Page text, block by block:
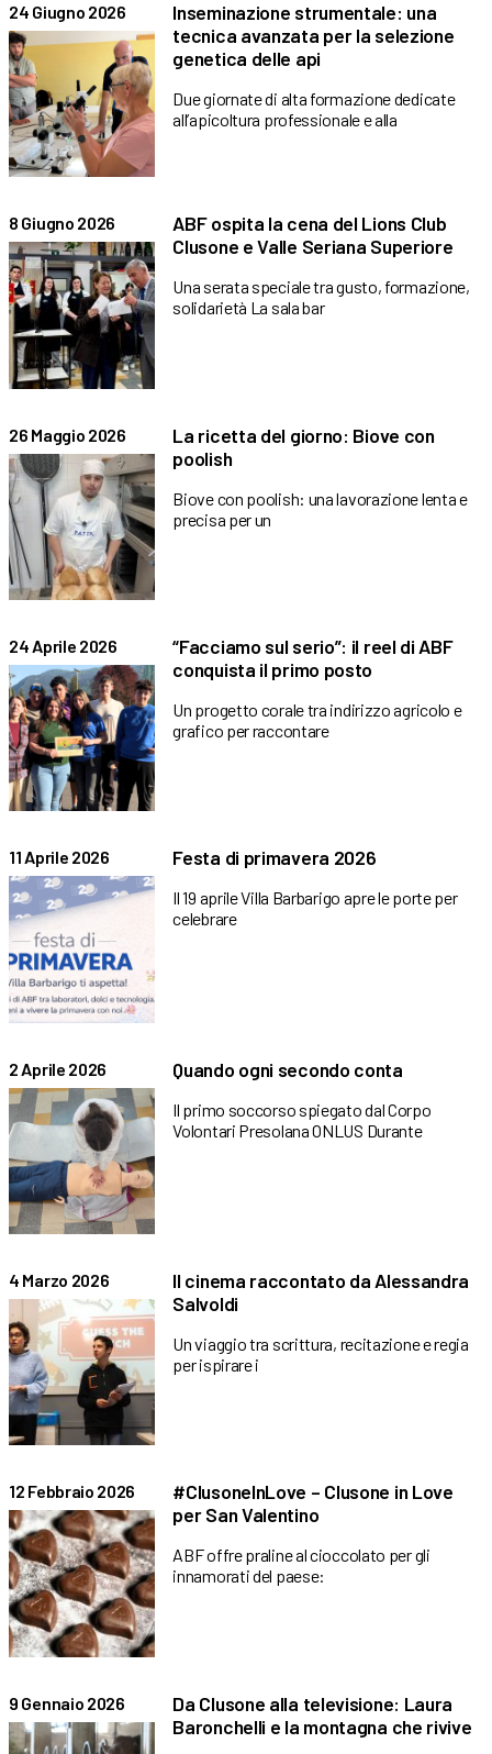
24 Giugno 2026
Inseminazione strumentale: una
tecnica avanzata per la selezione
genetica delle api
Due giornate di alta formazione dedicate
all’apicoltura professionale e alla
8 Giugno 2026
ABF ospita la cena del Lions Club
Clusone e Valle Seriana Superiore
Una serata speciale tra gusto, formazione,
solidarietà La sala bar
26 Maggio 2026
La ricetta del giorno: Biove con
poolish
Biove con poolish: una lavorazione lenta e
precisa per un
24 Aprile 2026
“Facciamo sul serio”: il reel di ABF
conquista il primo posto
Un progetto corale tra indirizzo agricolo e
grafico per raccontare
11 Aprile 2026 Festa di primavera 2026
Il 19 aprile Villa Barbarigo apre le porte per
celebrare
2 Aprile 2026 Quando ogni secondo conta
Il primo soccorso spiegato dal Corpo
Volontari Presolana ONLUS Durante
4 Marzo 2026
Il cinema raccontato da Alessandra
Salvoldi
Un viaggio tra scrittura, recitazione e regia
per ispirare i
12 Febbraio 2026
#ClusoneInLove – Clusone in Love
per San Valentino
ABF offre praline al cioccolato per gli
innamorati del paese:
9 Gennaio 2026
Da Clusone alla televisione: Laura
Baronchelli e la montagna che rivive